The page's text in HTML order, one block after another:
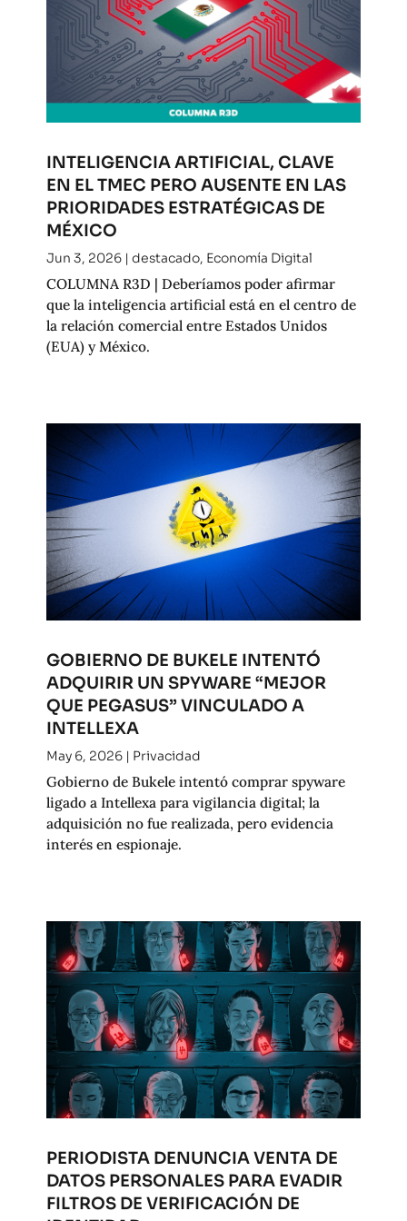
INTELIGENCIA ARTIFICIAL, CLAVE
EN EL TMEC PERO AUSENTE EN LAS
PRIORIDADES ESTRATÉGICAS DE
MÉXICO
Jun 3, 2026| destacado, Economía Digital
COLUMNA R3D | Deberíamos poder afirmar
que la inteligencia artificial está en el centro de
la relación comercial entre Estados Unidos
(EUA) y México.
GOBIERNO DE BUKELE INTENTÓ
ADQUIRIR UN SPYWARE “MEJOR
QUE PEGASUS” VINCULADO A
INTELLEXA
May 6, 2026| Privacidad
Gobierno de Bukele intentó comprar spyware
ligado a Intellexa para vigilancia digital; la
adquisición no fue realizada, pero evidencia
interés en espionaje.
PERIODISTA DENUNCIA VENTA DE
DATOS PERSONALES PARA EVADIR
FILTROS DE VERIFICACIÓN DE